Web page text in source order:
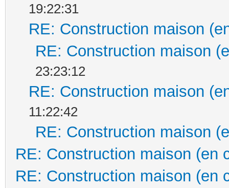
19:22:31
RE: Construction maison
RE: Construction maison
23:23:12
RE: Construction maison
11:22:42
RE: Construction maison
RE: Construction maison (en
RE: Construction maison (en